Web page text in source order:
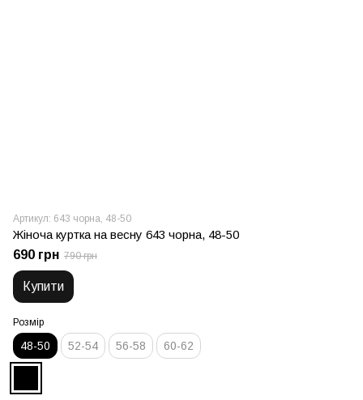
Артикул: 643 чорна, 48-50
Жіноча куртка на весну 643 чорна, 48-50
690 грн 790 грн
Купити
Розмір
48-50 52-54 56-58 60-62